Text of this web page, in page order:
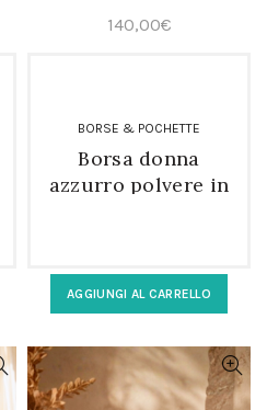
140,00€
BORSE & POCHETTE
Borsa donna
azzurro polvere in
AGGIUNGI AL CARRELLO